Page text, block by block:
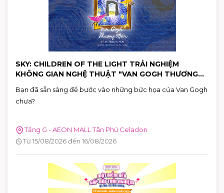
SKY: CHILDREN OF THE LIGHT TRẢI NGHIỆM
KHÔNG GIAN NGHỆ THUẬT "VAN GOGH THƯƠNG
Bạn đã sẵn sàng để bước vào những bức họa của Van Gogh
chưa?
Tầng G - AEON MALL Tân Phú Celadon
Từ 15/08/2026 đến 16/08/2026